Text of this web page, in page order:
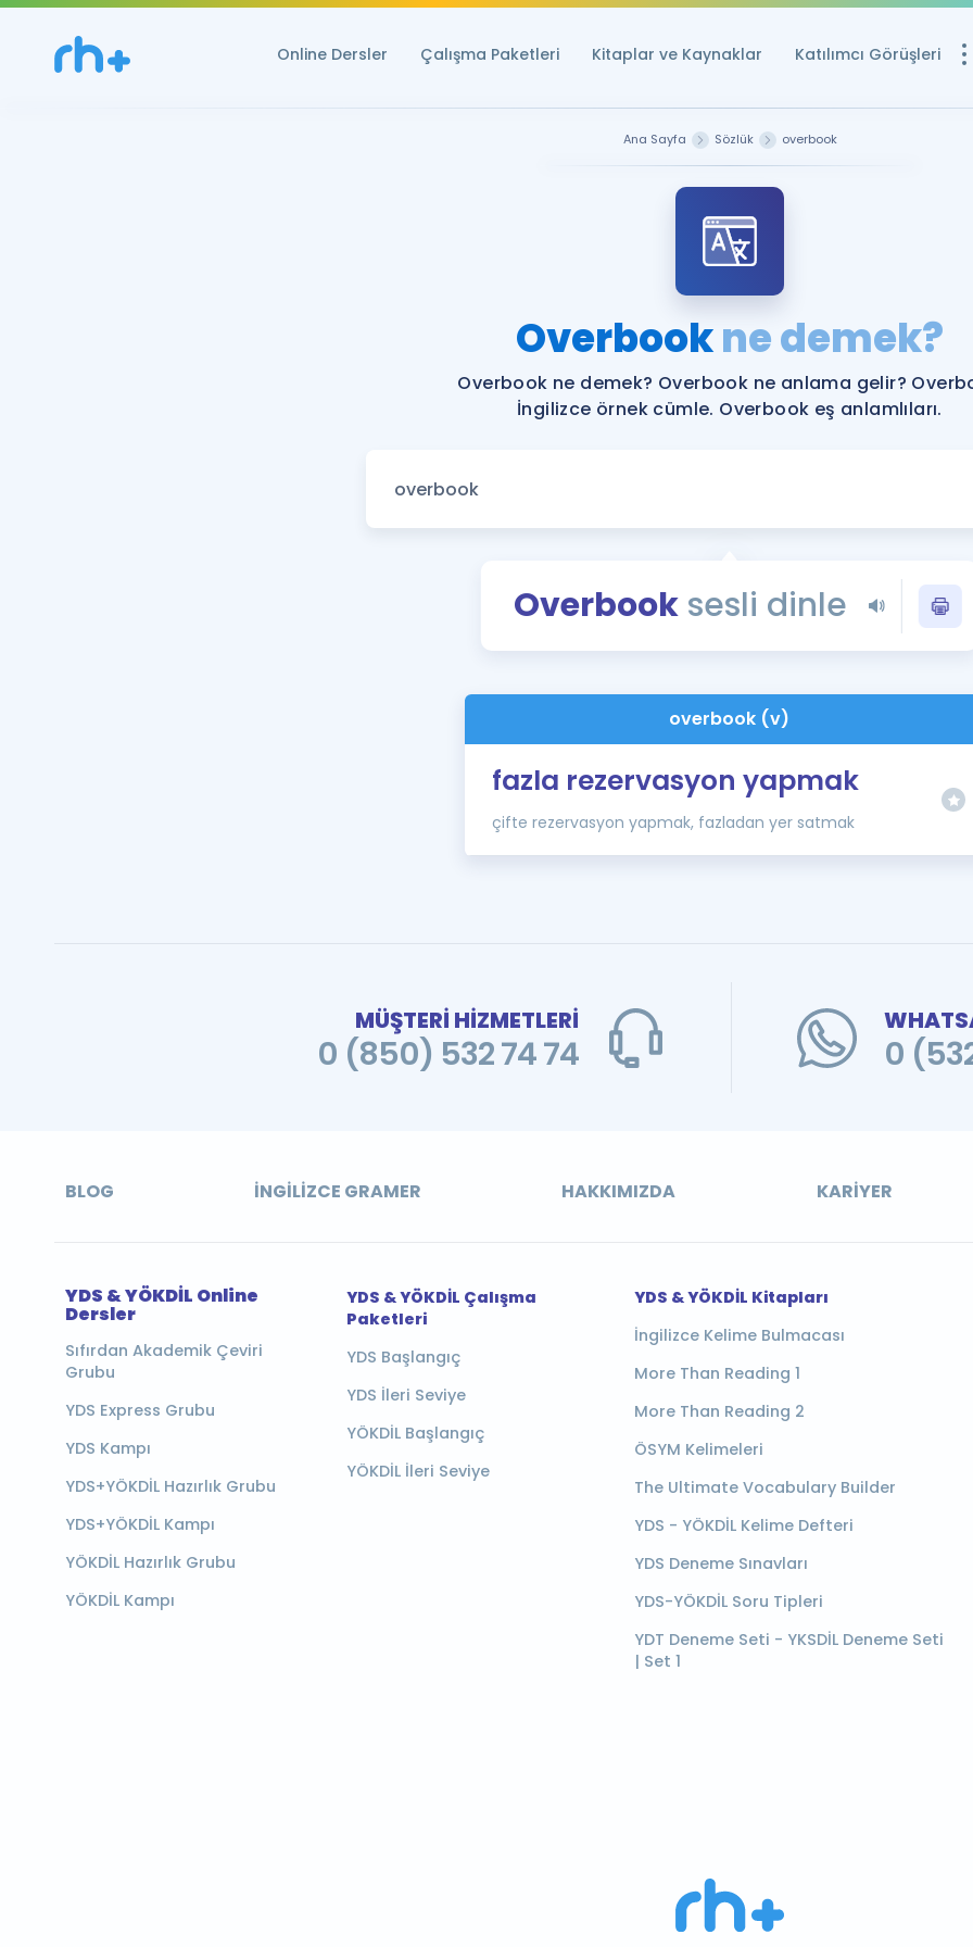
Online Dersler Çalışma Paketleri Kitaplar ve Kaynaklar Katılımcı Görüşleri
YDS ve YÖKDİL
YDS ve YÖKDİL'e
Tüm ÖSYM
YDS - YÖKDİL
İngilizce Gramer
Ana Sayfa Sözlük overbook
Overbookne demek?
Overbook ne demek? Overbook ne anlama gelir?
İngilizce örnek cümle. Overbook eş anlamlıları.
Overbooksesli dinle
overbook (v)
fazla rezervasyon yapmak
çifte rezervasyon yapmak, fazladan yer satmak
MÜŞTERİ HİZMETLERİ
0 (850) 532 74 74 0
BLOG İNGILIZCE GRAMER HAKKIMIZDA KARIYER
YDS & YÖKDİL Online
Dersler
Sıfırdan Akademik Çeviri
Grubu
YDS Express Grubu
YDS Kampı
YDS+YÖKDİL Hazırlık Grubu
YDS+YÖKDİL Kampı
YÖKDİL Hazırlık Grubu
YÖKDİL Kampı
YDS & YÖKDİL Çalışma
Paketleri
YDS Başlangıç
YDS İleri Seviye
YÖKDİL Başlangıç
YÖKDİL İleri Seviye
YDS & YÖKDİL Kitapları
İngilizce Kelime Bulmacası
More Than Reading 1
More Than Reading 2
ÖSYM Kelimeleri
The Ultimate Vocabulary Builder
YDS - YÖKDİL Kelime Defteri
YDS Deneme Sınavları
YDS-YÖKDİL Soru Tipleri
YDT Deneme Seti - YKSDİL Deneme Seti
| Set 1